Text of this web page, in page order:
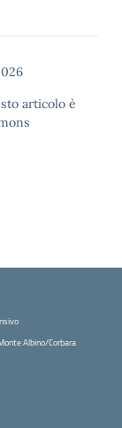
articolo è
Albino/Corbara